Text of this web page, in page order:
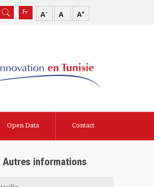
A- A A+
Open Data Contact
Autres informations